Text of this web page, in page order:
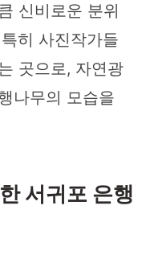
신비로운 분위
히 사진작가들
곳으로, 자연광
나무의 모습을
서귀포 은행